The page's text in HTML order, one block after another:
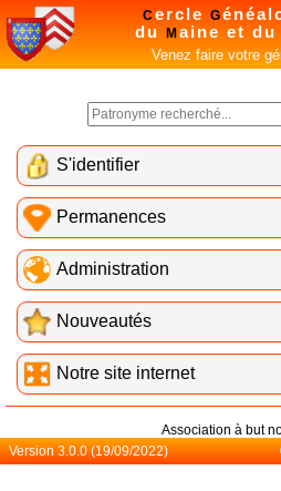
Cercle G
du
M aine et du
Venez faire votre
S'identifier
Permanences
Administration
Nouveautés
Notre site internet
Association à but
Version 3.0.0 (19/09/2022)